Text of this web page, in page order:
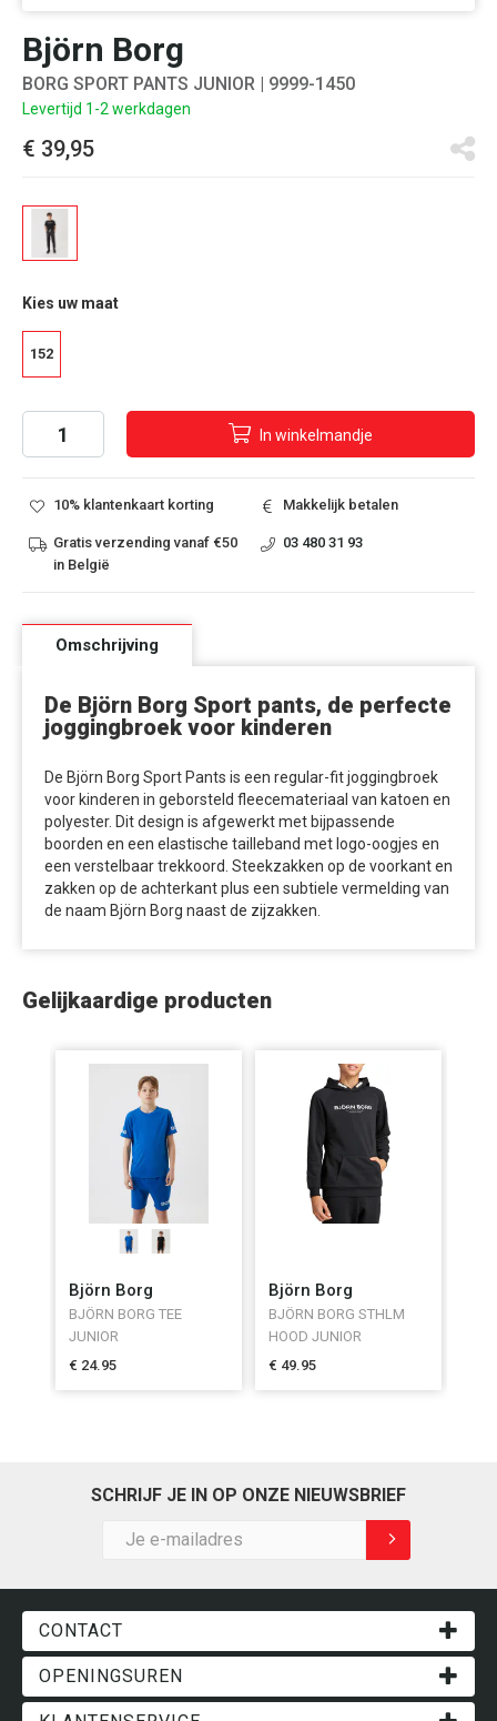
Björn Borg
BORG SPORT PANTS JUNIOR | 9999-1450
Levertijd 1-2 werkdagen
€ 39,95
Kies uw maat
152
In winkelmandje
10% klantenkaart korting
Gratis verzending vanaf €50
in België
Makkelijk betalen
03 480 31 93
Omschrijving
De Björn Borg Sport pants, de perfecte
joggingbroek voor kinderen
De Björn Borg Sport Pants is een regular-fit joggingbroek
voor kinderen in geborsteld fleecemateriaal van katoen en
polyester. Dit design is afgewerkt met bijpassende
boorden en een elastische tailleband met logo-oogjes en
een verstelbaar trekkoord. Steekzakken op de voorkant en
zakken op de achterkant plus een subtiele vermelding van
de naam Björn Borg naast de zijzakken.
Gelijkaardige producten
Björn Borg
BJÖRN BORG TEE
JUNIOR
€ 24.95
Björn Borg
BJÖRN BORG STHLM
HOOD JUNIOR
€ 49.95
SCHRIJF JE IN OP ONZE NIEUWSBRIEF
CONTACT
Lisperstraat 123 - Kartuizersvest 108, 2500 Lier
Route
OPENINGSUREN